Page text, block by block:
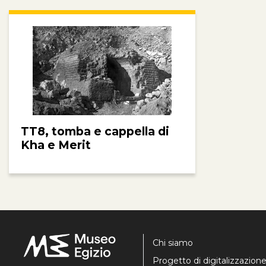
TT8, tomba e cappella di
Kha e Merit
Chi siamo
Progetto di digitalizzazione